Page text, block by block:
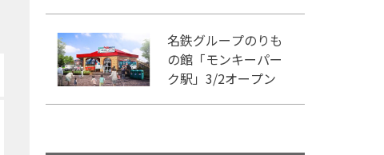
名鉄グループのりも
の館「モンキーパー
ク駅」3/2オープン